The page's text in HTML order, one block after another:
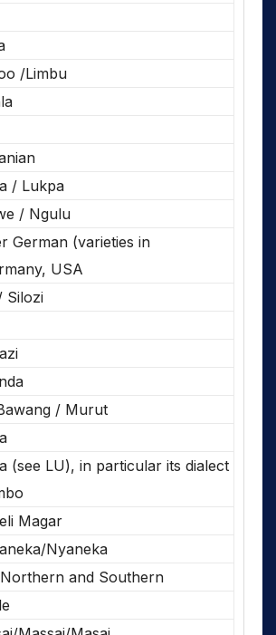
/Limbu
/ Lukpa
/ Ngulu
German (varieties in
USA
Silozi
/ Murut
(see LU), in particular its dialect
Magar
Nyaneka
and Southern